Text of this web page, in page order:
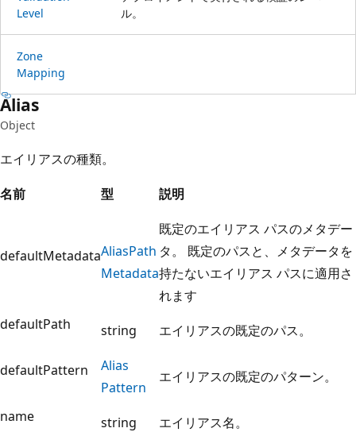
Level
ル。
Zone
Mapping
Alias
Object
エイリアスの種類。
名前
型 説明
defaultMetadataAliasPath
Metadata
既定のエイリアス パスのメタデー
タ。 既定のパスと、メタデータを
持たないエイリアス パスに適用さ
れます
defaultPath
string エイリアスの既定のパス。
defaultPattern
Alias
Pattern
エイリアスの既定のパターン。
name string エイリアス名。